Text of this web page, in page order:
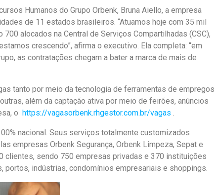
Humanos do Grupo Orbenk, Bruna Aiello, a empresa
de 11 estados brasileiros. “Atuamos hoje com 35 mil
alocados na Central de Serviços Compartilhadas (CSC),
crescendo”, afirma o executivo. Ela completa: “em
as contratações chegam a bater a marca de mais de
tanto por meio da tecnologia de ferramentas de empregos
além da captação ativa por meio de feirões, anúncios
o https://vagasorbenk.rhgestor.com.br/vagas
nacional. Seus serviços totalmente customizados
empresas Orbenk Segurança, Orbenk Limpeza, Sepat e
clientes, sendo 750 empresas privadas e 370 instituições
portos, indústrias, condomínios empresariais e shoppings.